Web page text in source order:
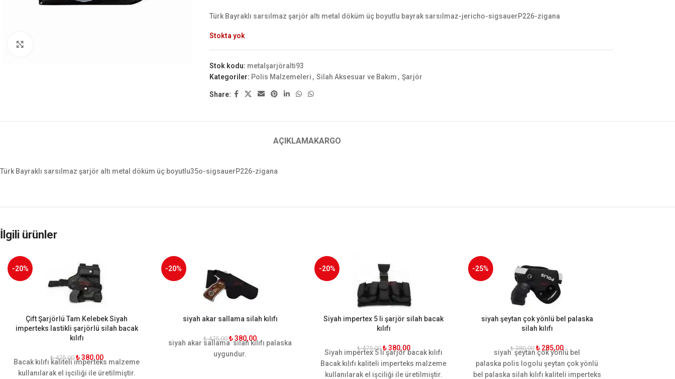
Türk Bayraklı sarsılmaz şarjör altı metal döküm üç boyutlu bayrak sarsılmaz-jericho-sigsauerP226-zigana
Stokta yok
Stok kodu: metalşarjöralti93
Kategoriler: Polis Malzemeleri , Silah Aksesuar ve Bakım , Şarjör
Share:
AÇIKLAMAKARGO
Türk Bayraklı sarsılmaz şarjör altı metal döküm üç boyutlu35o-sigsauerP226-zigana
İlgili ürünler
-20%
Çift Şarjörlü Tam Kelebek Siyah
imperteks lastikli şarjörlü silah bacak
kılıfı
₺475,00 ₺380,00
Bacak kılıfı kaliteli imperteks malzeme
kullanılarak el işciliği ile üretilmiştir.
-20%
siyah akar sallama silah kılıfı
₺475,00 ₺380,00
siyah akar sallama silah kılıfı palaska
uygundur.
-20%
Siyah impertex 5 li şarjör silah bacak
kılıfı
₺475,00 ₺380,00
Siyah impertex 5 li şarjör bacak kılıfı
Bacak kılıfı kaliteli imperteks malzeme
kullanılarak el işciliği ile üretilmiştir.
-25%
siyah şeytan çok yönlü bel palaska
silah kılıfı
₺380,00 ₺ 285,00
siyah şeytan çok yönlü bel
palaska polis logolu şeytan çok yönlü
bel palaska silah kılıfı kaliteli imperteks